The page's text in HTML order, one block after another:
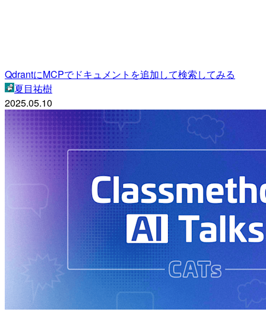
QdrantにMCPでドキュメントを追加して検索してみる
夏目祐樹
2025.05.10